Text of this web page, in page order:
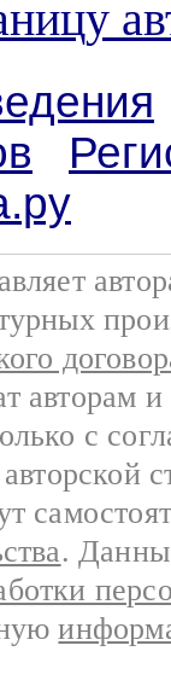
авторам
с
.